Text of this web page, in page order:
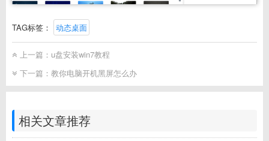
TAG标签： 动态桌面
上一篇： u盘安装win7教程
下一篇： 教你电脑开机黑屏怎么办
相关文章推荐